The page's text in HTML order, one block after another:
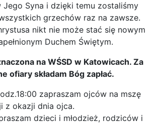
Jego Syna i dzięki temu zostaliśmy
grzechów raz na zawsze.
nikt nie może stać się nowym
Duchem Świętym.
na WŚSD w Katowicach. Za
ofiary składam Bóg zapłać.
zapraszam ojców na mszę
z okazji dnia ojca.
dzieci i młodzież, rodziców i